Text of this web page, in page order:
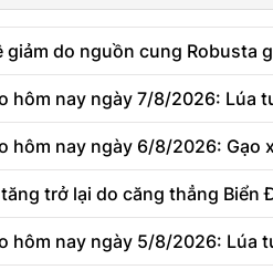
giảm do nguồn cung Robusta
hôm nay ngày 7/8/2026: Lúa
hôm nay ngày 6/8/2026: Gạo
trở lại do căng thẳng Biển
hôm nay ngày 5/8/2026: Lúa